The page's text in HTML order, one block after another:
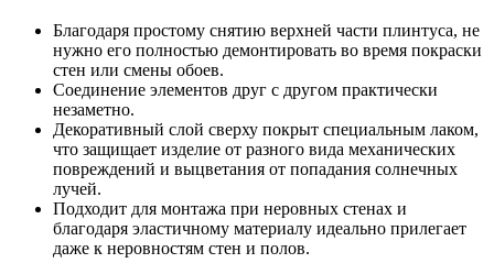
Благодаря простому снятию верхней части плинтуса, не
нужно его полностью демонтировать во время покраски
стен или смены обоев.
Соединение элементов друг с другом практически
незаметно.
Декоративный слой сверху покрыт специальным лаком,
что защищает изделие от разного вида механических
повреждений и выцветания от попадания солнечных
лучей.
Подходит для монтажа при неровных стенах и
благодаря эластичному материалу идеально прилегает
даже к неровностям стен и полов.